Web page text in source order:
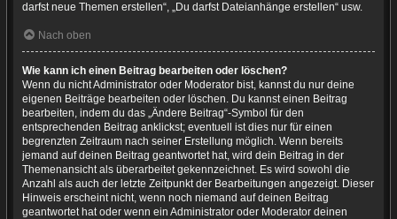
darfst neue Themen erstellen“, „Du darfst Dateianhänge erstellen“ usw.
Nach oben
Wie kann ich einen Beitrag bearbeiten oder löschen?
Wenn du nicht Administrator oder Moderator bist, kannst du nur deine
eigenen Beiträge bearbeiten oder löschen. Du kannst einen Beitrag
bearbeiten, indem du das „Ändere Beitrag“-Symbol für den
entsprechenden Beitrag anklickst; eventuell ist dies nur für einen
begrenzten Zeitraum nach seiner Erstellung möglich. Wenn bereits
jemand auf deinen Beitrag geantwortet hat, wird dein Beitrag in der
Themenansicht als überarbeitet gekennzeichnet. Es wird sowohl die
Anzahl als auch der letzte Zeitpunkt der Bearbeitungen angezeigt. Dieser
Hinweis erscheint nicht, wenn noch niemand auf deinen Beitrag
geantwortet hat oder wenn ein Administrator oder Moderator deinen